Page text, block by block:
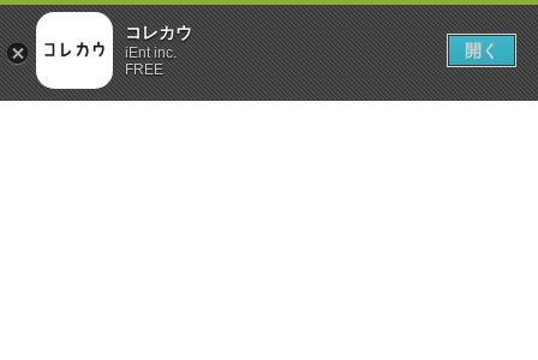
コレカウ
iEnt inc.
FREE
開く